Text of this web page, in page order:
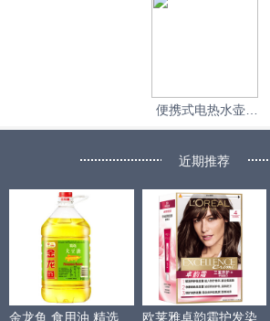
便携式电热水壶
近期推荐
金龙鱼 食用油 精选 欧莱雅卓韵霜护发染